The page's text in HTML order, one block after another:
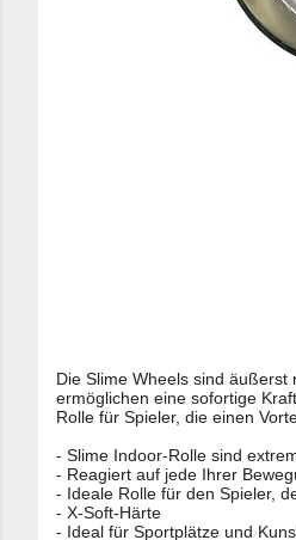
Die Slime Wheels sind
ermöglichen eine sofortige
Rolle für Spieler, die einen
- Slime Indoor-Rolle sind
- Reagiert auf jede Ihrer
- Ideale Rolle für den Spieler,
- X-Soft-Härte
- Ideal für Sportplätze und